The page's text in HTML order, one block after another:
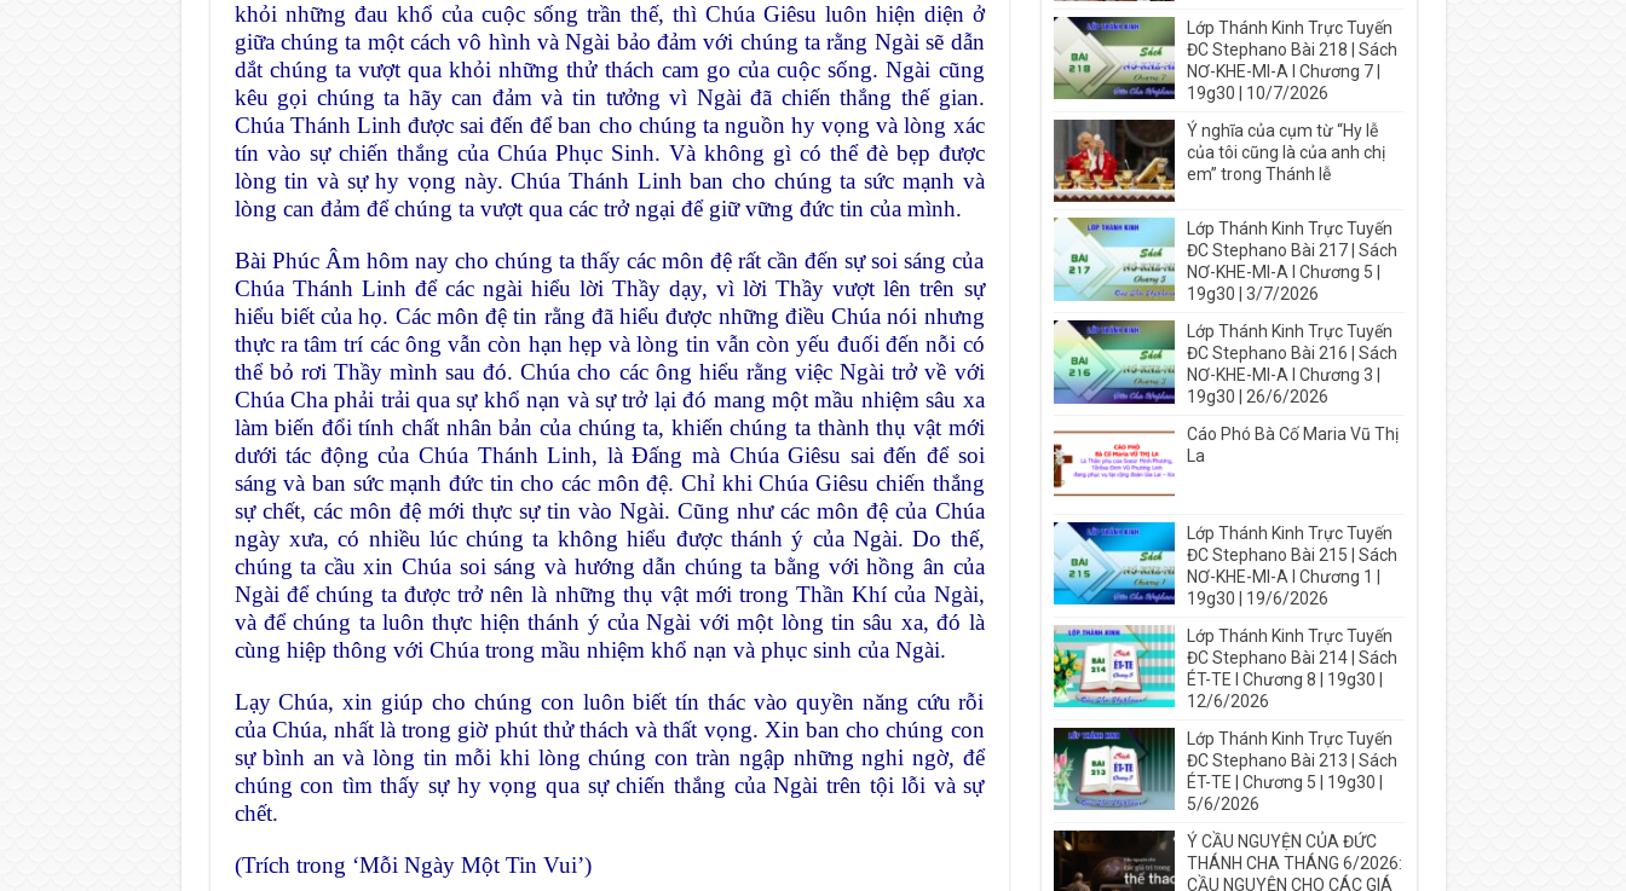
khỏi những đau khổ của cuộc sống trần thế, thì Chúa Giêsu luôn hiện diện ở
giữa chúng ta một cách vô hình và Ngài bảo đảm với chúng ta rằng Ngài sẽ dẫn
dắt chúng ta vượt qua khỏi những thử thách cam go của cuộc sống. Ngài cũng
kêu gọi chúng ta hãy can đảm và tin tưởng vì Ngài đã chiến thắng thế gian.
Chúa Thánh Linh được sai đến để ban cho chúng ta nguồn hy vọng và lòng xác
tín vào sự chiến thắng của Chúa Phục Sinh. Và không gì có thể đè bẹp được
lòng tin và sự hy vọng này. Chúa Thánh Linh ban cho chúng ta sức mạnh và
lòng can đảm để chúng ta vượt qua các trở ngại để giữ vững đức tin của mình.
Bài Phúc Âm hôm nay cho chúng ta thấy các môn đệ rất cần đến sự soi sáng của
Chúa Thánh Linh để các ngài hiểu lời Thầy dạy, vì lời Thầy vượt lên trên sự
hiểu biết của họ. Các môn đệ tin rằng đã hiểu được những điều Chúa nói nhưng
thực ra tâm trí các ông vẫn còn hạn hẹp và lòng tin vẫn còn yếu đuối đến nỗi có
thể bỏ rơi Thầy mình sau đó. Chúa cho các ông hiểu rằng việc Ngài trở về với
Chúa Cha phải trải qua sự khổ nạn và sự trở lại đó mang một mầu nhiệm sâu xa
làm biến đổi tính chất nhân bản của chúng ta, khiến chúng ta thành thụ vật mới
dưới tác động của Chúa Thánh Linh, là Ðấng mà Chúa Giêsu sai đến để soi
sáng và ban sức mạnh đức tin cho các môn đệ. Chỉ khi Chúa Giêsu chiến thắng
sự chết, các môn đệ mới thực sự tin vào Ngài. Cũng như các môn đệ của Chúa
ngày xưa, có nhiều lúc chúng ta không hiểu được thánh ý của Ngài. Do thế,
chúng ta cầu xin Chúa soi sáng và hướng dẫn chúng ta bằng với hồng ân của
Ngài để chúng ta được trở nên là những thụ vật mới trong Thần Khí của Ngài,
và để chúng ta luôn thực hiện thánh ý của Ngài với một lòng tin sâu xa, đó là
cùng hiệp thông với Chúa trong mầu nhiệm khổ nạn và phục sinh của Ngài.
Lạy Chúa, xin giúp cho chúng con luôn biết tín thác vào quyền năng cứu rỗi
của Chúa, nhất là trong giờ phút thử thách và thất vọng. Xin ban cho chúng con
sự bình an và lòng tin mỗi khi lòng chúng con tràn ngập những nghi ngờ, để
chúng con tìm thấy sự hy vọng qua sự chiến thắng của Ngài trên tội lỗi và sự
chết.
(Trích trong ‘Mỗi Ngày Một Tin Vui’)
Lớp Thánh Kinh Trực Tuyến
ĐC Stephano Bài 218 | Sách
NƠ-KHE-MI-A I Chương 7 |
19g30 | 10/7/2026
Ý nghĩa của cụm từ “Hy lễ
của tôi cũng là của anh chị
em” trong Thánh lễ
Lớp Thánh Kinh Trực Tuyến
ĐC Stephano Bài 217 | Sách
NƠ-KHE-MI-A I Chương 5 |
19g30 | 3/7/2026
Lớp Thánh Kinh Trực Tuyến
ĐC Stephano Bài 216 | Sách
NƠ-KHE-MI-A I Chương 3 |
19g30 | 26/6/2026
Cáo Phó Bà Cố Maria Vũ Thị
La
Lớp Thánh Kinh Trực Tuyến
ĐC Stephano Bài 215 | Sách
NƠ-KHE-MI-A I Chương 1 |
19g30 | 19/6/2026
Lớp Thánh Kinh Trực Tuyến
ĐC Stephano Bài 214 | Sách
ÉT-TE I Chương 8 | 19g30 |
12/6/2026
Lớp Thánh Kinh Trực Tuyến
ĐC Stephano Bài 213 | Sách
ÉT-TE | Chương 5 | 19g30 |
5/6/2026
Ý CẦU NGUYỆN CỦA ĐỨC
THÁNH CHA THÁNG 6/2026:
CẦU NGUYỆN CHO CÁC GIÁ